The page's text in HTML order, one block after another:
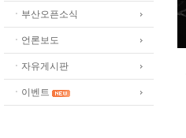
ㆍ부산오픈소식
ㆍ언론보도
ㆍ자유게시판
ㆍ이벤트